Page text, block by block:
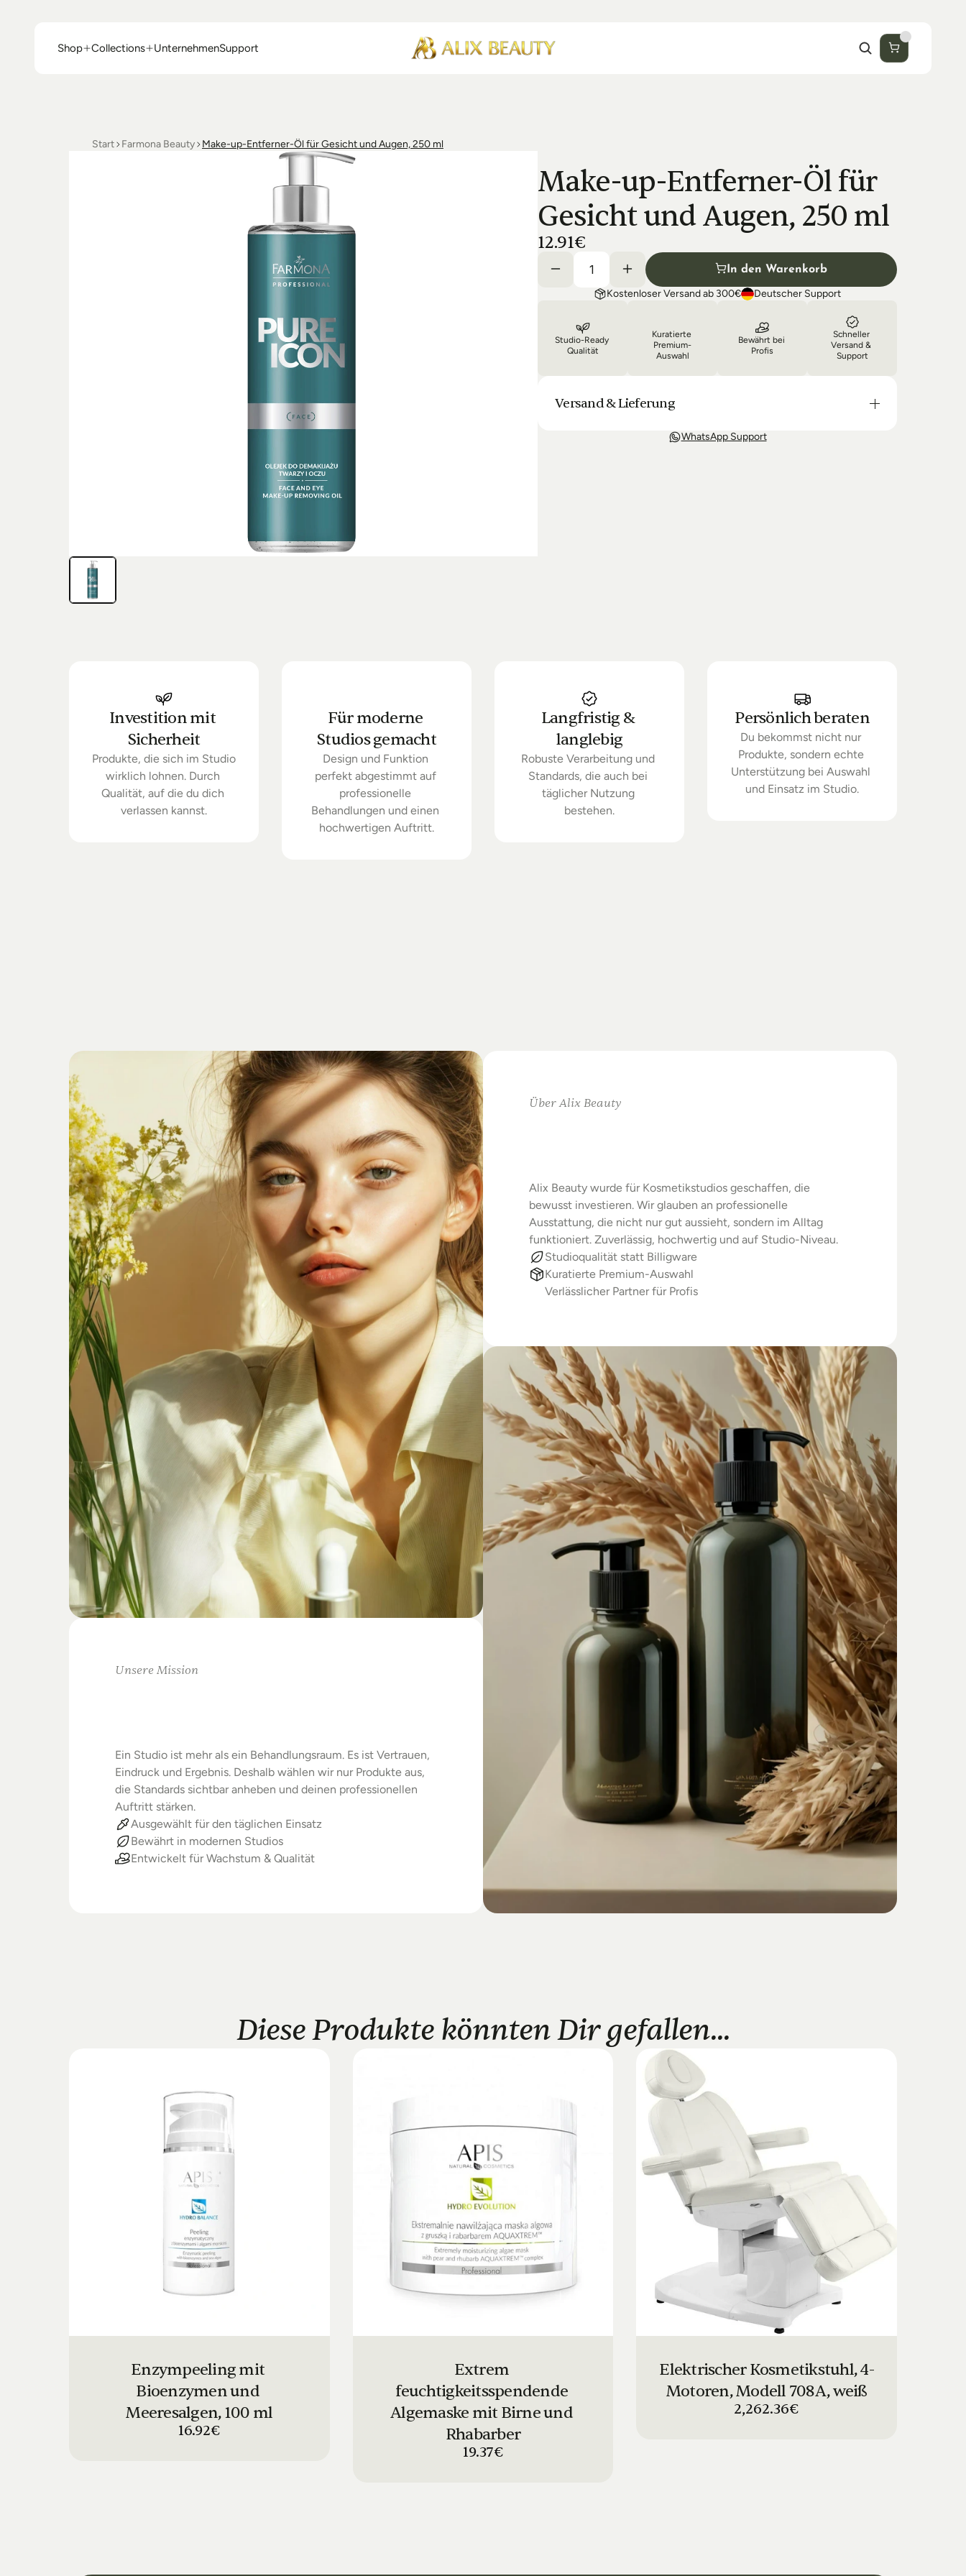
Shop
Collections
UnternehmenSupport
Start Farmona Beauty Make-up-Entferner-Öl für Gesicht und Augen, 250 ml
Make-up-Entferner-Öl für
Gesicht und Augen, 250 ml
12.91€
In den Warenkorb
Kostenloser Versand ab 300€ Deutscher Support
Studio-Ready
Qualität
Kuratierte
Premium-
Auswahl
Bewährt bei
Profis
Schneller
Versand &
Support
Versand & Lieferung
Unsere Lieferung ist in der Regel in 3-8 Tagen bei Dir. Nach
Bestellung halten wir Sie über den Status Ihrer Bestellung auf dem
WhatsApp Support
Investition mit
Sicherheit
Produkte, die sich im Studio
wirklich lohnen. Durch
Qualität, auf die du dich
verlassen kannst.
Für moderne
Studios gemacht
Design und Funktion
perfekt abgestimmt auf
professionelle
Behandlungen und einen
hochwertigen Auftritt.
Langfristig &
langlebig
Robuste Verarbeitung und
Standards, die auch bei
täglicher Nutzung
bestehen.
Persönlich beraten
Du bekommst nicht nur
Produkte, sondern echte
Unterstützung bei Auswahl
und Einsatz im Studio.
Unsere Mission
Ein Studio ist mehr als ein Behandlungsraum. Es ist Vertrauen,
Eindruck und Ergebnis. Deshalb wählen wir nur Produkte aus,
die Standards sichtbar anheben und deinen professionellen
Auftritt stärken.
Ausgewählt für den täglichen Einsatz
Bewährt in modernen Studios
Entwickelt für Wachstum & Qualität
Über Alix Beauty
Alix Beauty wurde für Kosmetikstudios geschaffen, die
bewusst investieren. Wir glauben an professionelle
Ausstattung, die nicht nur gut aussieht, sondern im Alltag
funktioniert. Zuverlässig, hochwertig und auf Studio-Niveau.
Studioqualität statt Billigware
Kuratierte Premium-Auswahl
Verlässlicher Partner für Profis
Diese Produkte könnten Dir gefallen...
Enzympeeling mit
Bioenzymen und
Meeresalgen, 100 ml
16.92€
Extrem
feuchtigkeitsspendende
Algemaske mit Birne und
Rhabarber
19.37€
Elektrischer Kosmetikstuhl, 4-
Motoren, Modell 708A, weiß
2,262.36€